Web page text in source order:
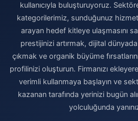
kullanıcıyla buluşturuyoruz.
kategorilerimiz, sunduğunuz
arayan hedef kitleye ulaşmasını
prestijinizi artırmak, dijital
çıkmak ve organik büyüme
profilinizi oluşturun. Firmanızı
verimli kullanmaya başlayın ve
kazanan tarafında yerinizi bugün
yolculuğunda